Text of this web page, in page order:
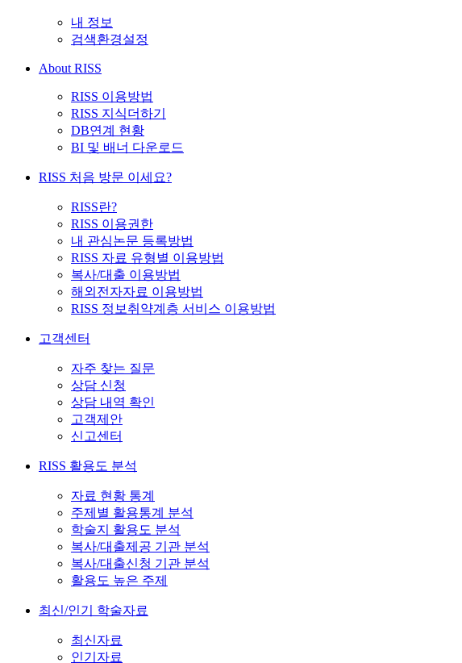
내 정보
검색환경설정
About RISS
RISS 이용방법
RISS 지식더하기
DB연계 현황
BI 및 배너 다운로드
RISS 처음 방문 이세요?
RISS란?
RISS 이용권한
내 관심논문 등록방법
RISS 자료 유형별 이용방법
복사/대출 이용방법
해외전자자료 이용방법
RISS 정보취약계층 서비스 이용방법
고객센터
자주 찾는 질문
상담 신청
상담 내역 확인
고객제안
신고센터
RISS 활용도 분석
자료 현황 통계
주제별 활용통계 분석
학술지 활용도 분석
복사/대출제공 기관 분석
복사/대출신청 기관 분석
활용도 높은 주제
최신/인기 학술자료
최신자료
인기자료